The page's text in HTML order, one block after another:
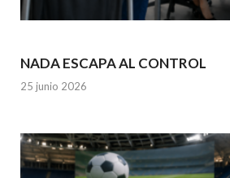
NADA ESCAPA AL CONTROL
25 junio 2026